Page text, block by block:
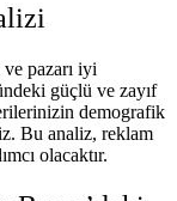
pazarı iyi
güçlü ve zayıf
demografik
Bu analiz, reklam
olacaktır.